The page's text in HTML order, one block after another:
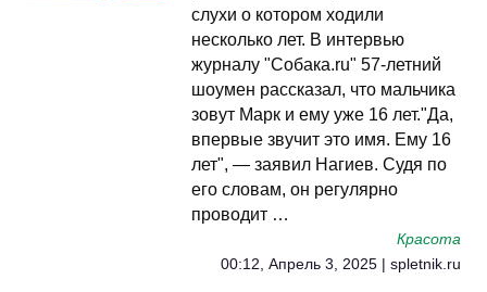
слухи о котором ходили
несколько лет. В интервью
журналу "Собака.ru" 57-летний
шоумен рассказал, что мальчика
зовут Марк и ему уже 16 лет."Да,
впервые звучит это имя. Ему 16
лет", — заявил Нагиев. Судя по
его словам, он регулярно
проводит …
Красота
00:12, Апрель 3, 2025 | spletnik.ru